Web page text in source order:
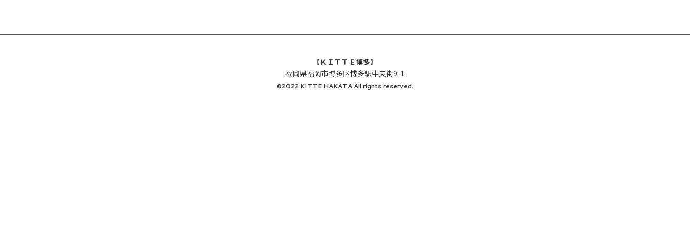
【ＫＩＴＴＥ博多】
福岡県福岡市博多区博多駅中央街9-1
©2022 KITTE HAKATA All rights reserved.